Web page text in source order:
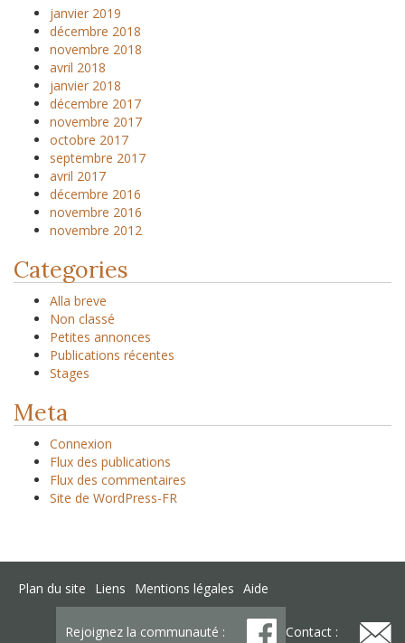
janvier 2019
décembre 2018
novembre 2018
avril 2018
janvier 2018
décembre 2017
novembre 2017
octobre 2017
septembre 2017
avril 2017
décembre 2016
novembre 2016
novembre 2012
Categories
Alla breve
Non classé
Petites annonces
Publications récentes
Stages
Meta
Connexion
Flux des publications
Flux des commentaires
Site de WordPress-FR
Plan du site Liens Mentions légales Aide
Rejoignez la communauté : Contact :